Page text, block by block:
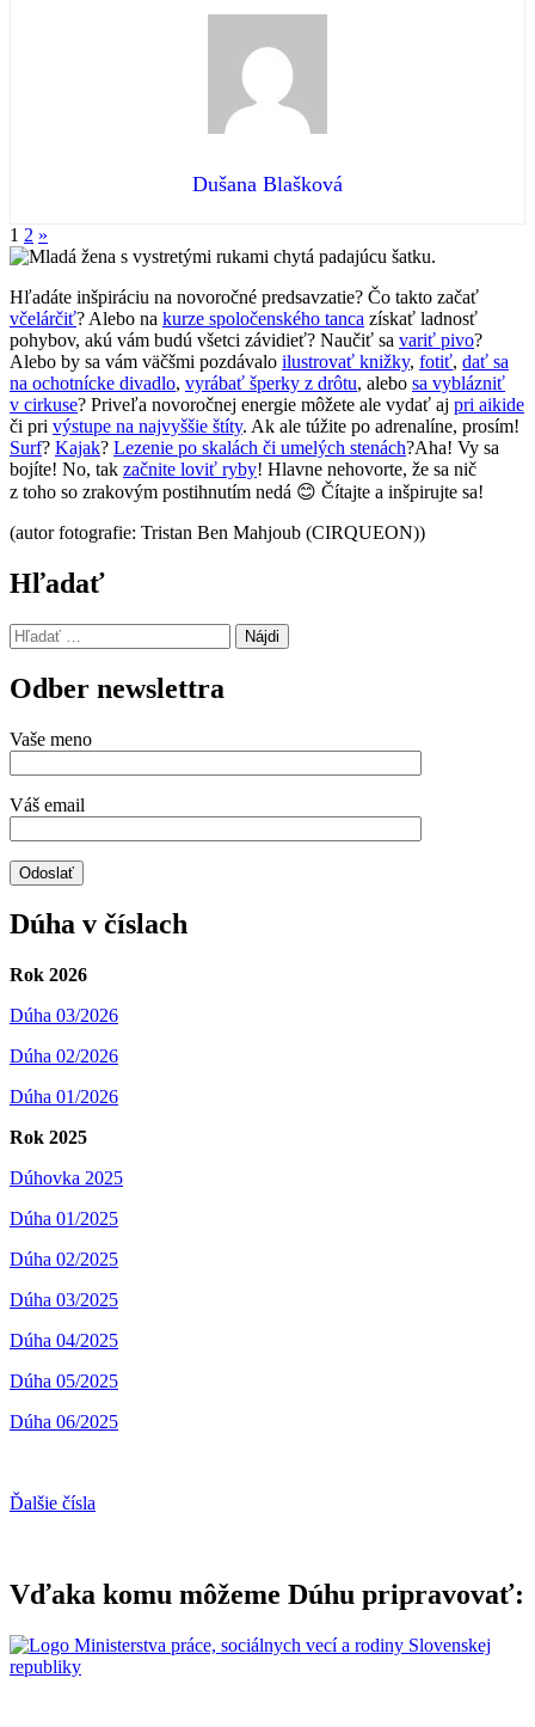
Dušana Blašková
1 2 Nasledujúca
stránka
»
Hľadáte inšpiráciu na novoročné predsavzatie? Čo takto začať
včelárčiť? Alebo na kurze spoločenského tanca získať ladnosť
pohybov, akú vám budú všetci závidieť? Naučiť sa variť pivo?
Alebo by sa vám väčšmi pozdávalo ilustrovať knižky, fotiť, dať sa
na ochotnícke divadlo, vyrábať šperky z drôtu, alebo sa vyblázniť
v cirkuse? Priveľa novoročnej energie môžete ale vydať aj pri aikide
či pri výstupe na najvyššie štíty. Ak ale túžite po adrenalíne, prosím!
Surf? Kajak? Lezenie po skalách či umelých stenách?Aha! Vy sa
bojíte! No, tak začnite loviť ryby! Hlavne nehovorte, že sa nič
z toho so zrakovým postihnutím nedá 😊 Čítajte a inšpirujte sa!
(autor fotografie: Tristan Ben Mahjoub (CIRQUEON))
Hľadať
Hľadať:
Odber newslettra
Vaše meno
Váš email
Dúha v číslach
Rok 2026
Dúha 03/2026
Dúha 02/2026
Dúha 01/2026
Rok 2025
Dúhovka 2025
Dúha 01/2025
Dúha 02/2025
Dúha 03/2025
Dúha 04/2025
Dúha 05/2025
Dúha 06/2025
Ďalšie čísla
Vďaka komu môžeme Dúhu pripravovať: